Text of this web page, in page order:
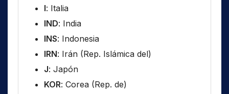
I: Italia
IND: India
INS: Indonesia
IRN: Irán (Rep. Islámica del)
J: Japón
KOR: Corea (Rep. de)